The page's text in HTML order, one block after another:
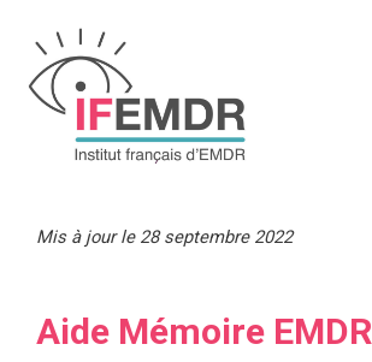
Aide Mémoire EMDR
Mis à jour le 28 septembre 2022